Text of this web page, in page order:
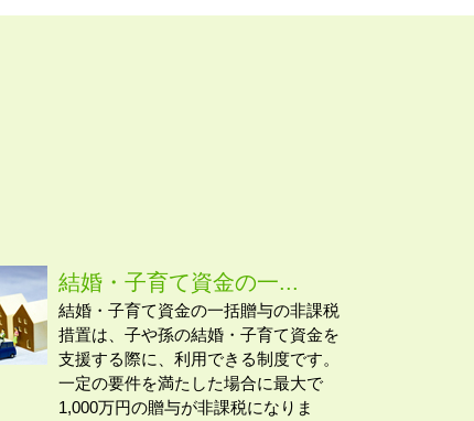
結婚・子育て資金の一...
結婚・子育て資金の一括贈与の非課税
措置は、子や孫の結婚・子育て資金を
支援する際に、利用できる制度です。
一定の要件を満たした場合に最大で
1,000万円の贈与が非課税になりま